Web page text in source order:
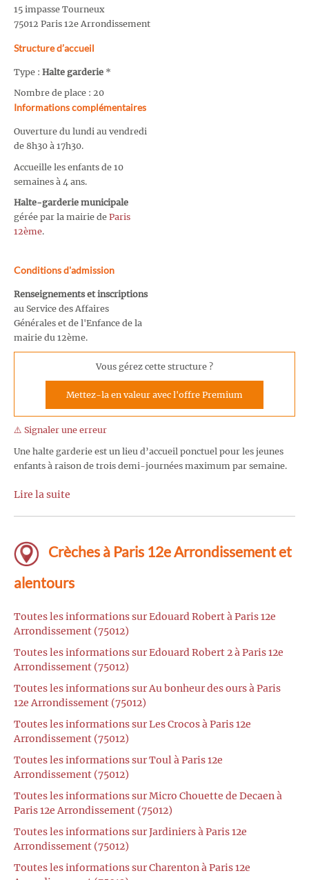
15 impasse Tourneux
75012 Paris 12e Arrondissement
Structure d’accueil
Type : Halte garderie *
Nombre de place : 20
Informations complémentaires
Ouverture du lundi au vendredi
de 8h30 à 17h30.
Accueille les enfants de 10
semaines à 4 ans.
Halte-garderie municipale
gérée par la mairie de Paris
12ème.
Conditions d'admission
Renseignements et inscriptions
au Service des Affaires
Générales et de l'Enfance de la
mairie du 12ème.
Vous gérez cette structure ?
Mettez-la en valeur avec l'offre Premium
⚠️ Signaler une erreur
Une halte garderie est un lieu d’accueil ponctuel pour les jeunes
enfants à raison de trois demi-journées maximum par semaine.
Lire la suite
Crèches à Paris 12e Arrondissement et
alentours
Toutes les informations sur Edouard Robert à Paris 12e
Arrondissement (75012)
Toutes les informations sur Edouard Robert 2 à Paris 12e
Arrondissement (75012)
Toutes les informations sur Au bonheur des ours à Paris
12e Arrondissement (75012)
Toutes les informations sur Les Crocos à Paris 12e
Arrondissement (75012)
Toutes les informations sur Toul à Paris 12e
Arrondissement (75012)
Toutes les informations sur Micro Chouette de Decaen à
Paris 12e Arrondissement (75012)
Toutes les informations sur Jardiniers à Paris 12e
Arrondissement (75012)
Toutes les informations sur Charenton à Paris 12e